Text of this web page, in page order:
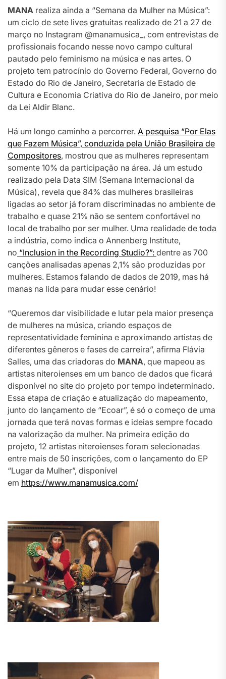
MANA realiza ainda a “Semana da Mulher na Música”:
um ciclo de sete lives gratuitas realizado de 21 a 27 de
março no Instagram @manamusica_, com entrevistas de
profissionais focando nesse novo campo cultural
pautado pelo feminismo na música e nas artes. O
projeto tem patrocínio do Governo Federal, Governo do
Estado do Rio de Janeiro, Secretaria de Estado de
Cultura e Economia Criativa do Rio de Janeiro, por meio
da Lei Aldir Blanc.
Há um longo caminho a percorrer. A pesquisa “Por Elas
que Fazem Música”, conduzida pela União Brasileira de
Compositores, mostrou que as mulheres representam
somente 10% da participação na área. Já um estudo
realizado pela Data SIM (Semana Internacional da
Música), revela que 84% das mulheres brasileiras
ligadas ao setor já foram discriminadas no ambiente de
trabalho e quase 21% não se sentem confortável no
local de trabalho por ser mulher. Uma realidade de toda
a indústria, como indica o Annenberg Institute,
no “Inclusion in the Recording Studio?”: dentre as 700
canções analisadas apenas 2,1% são produzidas por
mulheres. Estamos falando de dados de 2019, mas há
manas na lida para mudar esse cenário!
“Queremos dar visibilidade e lutar pela maior presença
de mulheres na música, criando espaços de
representatividade feminina e aproximando artistas de
diferentes gêneros e fases de carreira”, afirma Flávia
Salles, uma das criadoras do MANA, que mapeou as
artistas niteroienses em um banco de dados que ficará
disponível no site do projeto por tempo indeterminado.
Essa etapa de criação e atualização do mapeamento,
junto do lançamento de “Ecoar”, é só o começo de uma
jornada que terá novas formas e ideias sempre focado
na valorização da mulher. Na primeira edição do
projeto, 12 artistas niteroienses foram selecionadas
entre mais de 50 inscrições, com o lançamento do EP
“Lugar da Mulher”, disponível
em https://www.manamusica.com/